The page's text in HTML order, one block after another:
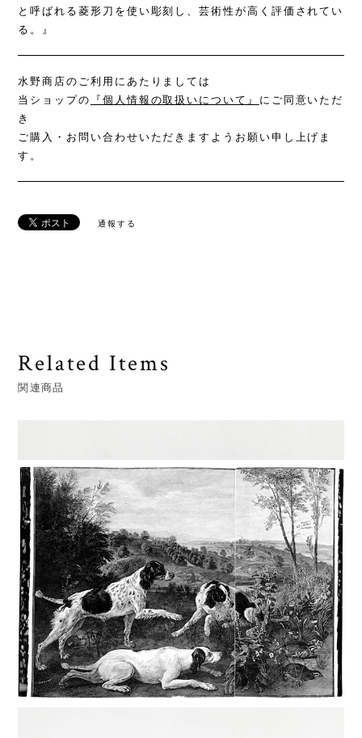
と呼ばれる菱形刀を使い彫刻し、芸術性が高く評価されてい
る。』
水野商店のご利用にあたりましては
当ショップの
『個人情報の取扱いについて』 にご同意いただ
き
ご購入・お問い合わせいただきますようお願い申し上げま
す。
通報する
Related Items
関連商品